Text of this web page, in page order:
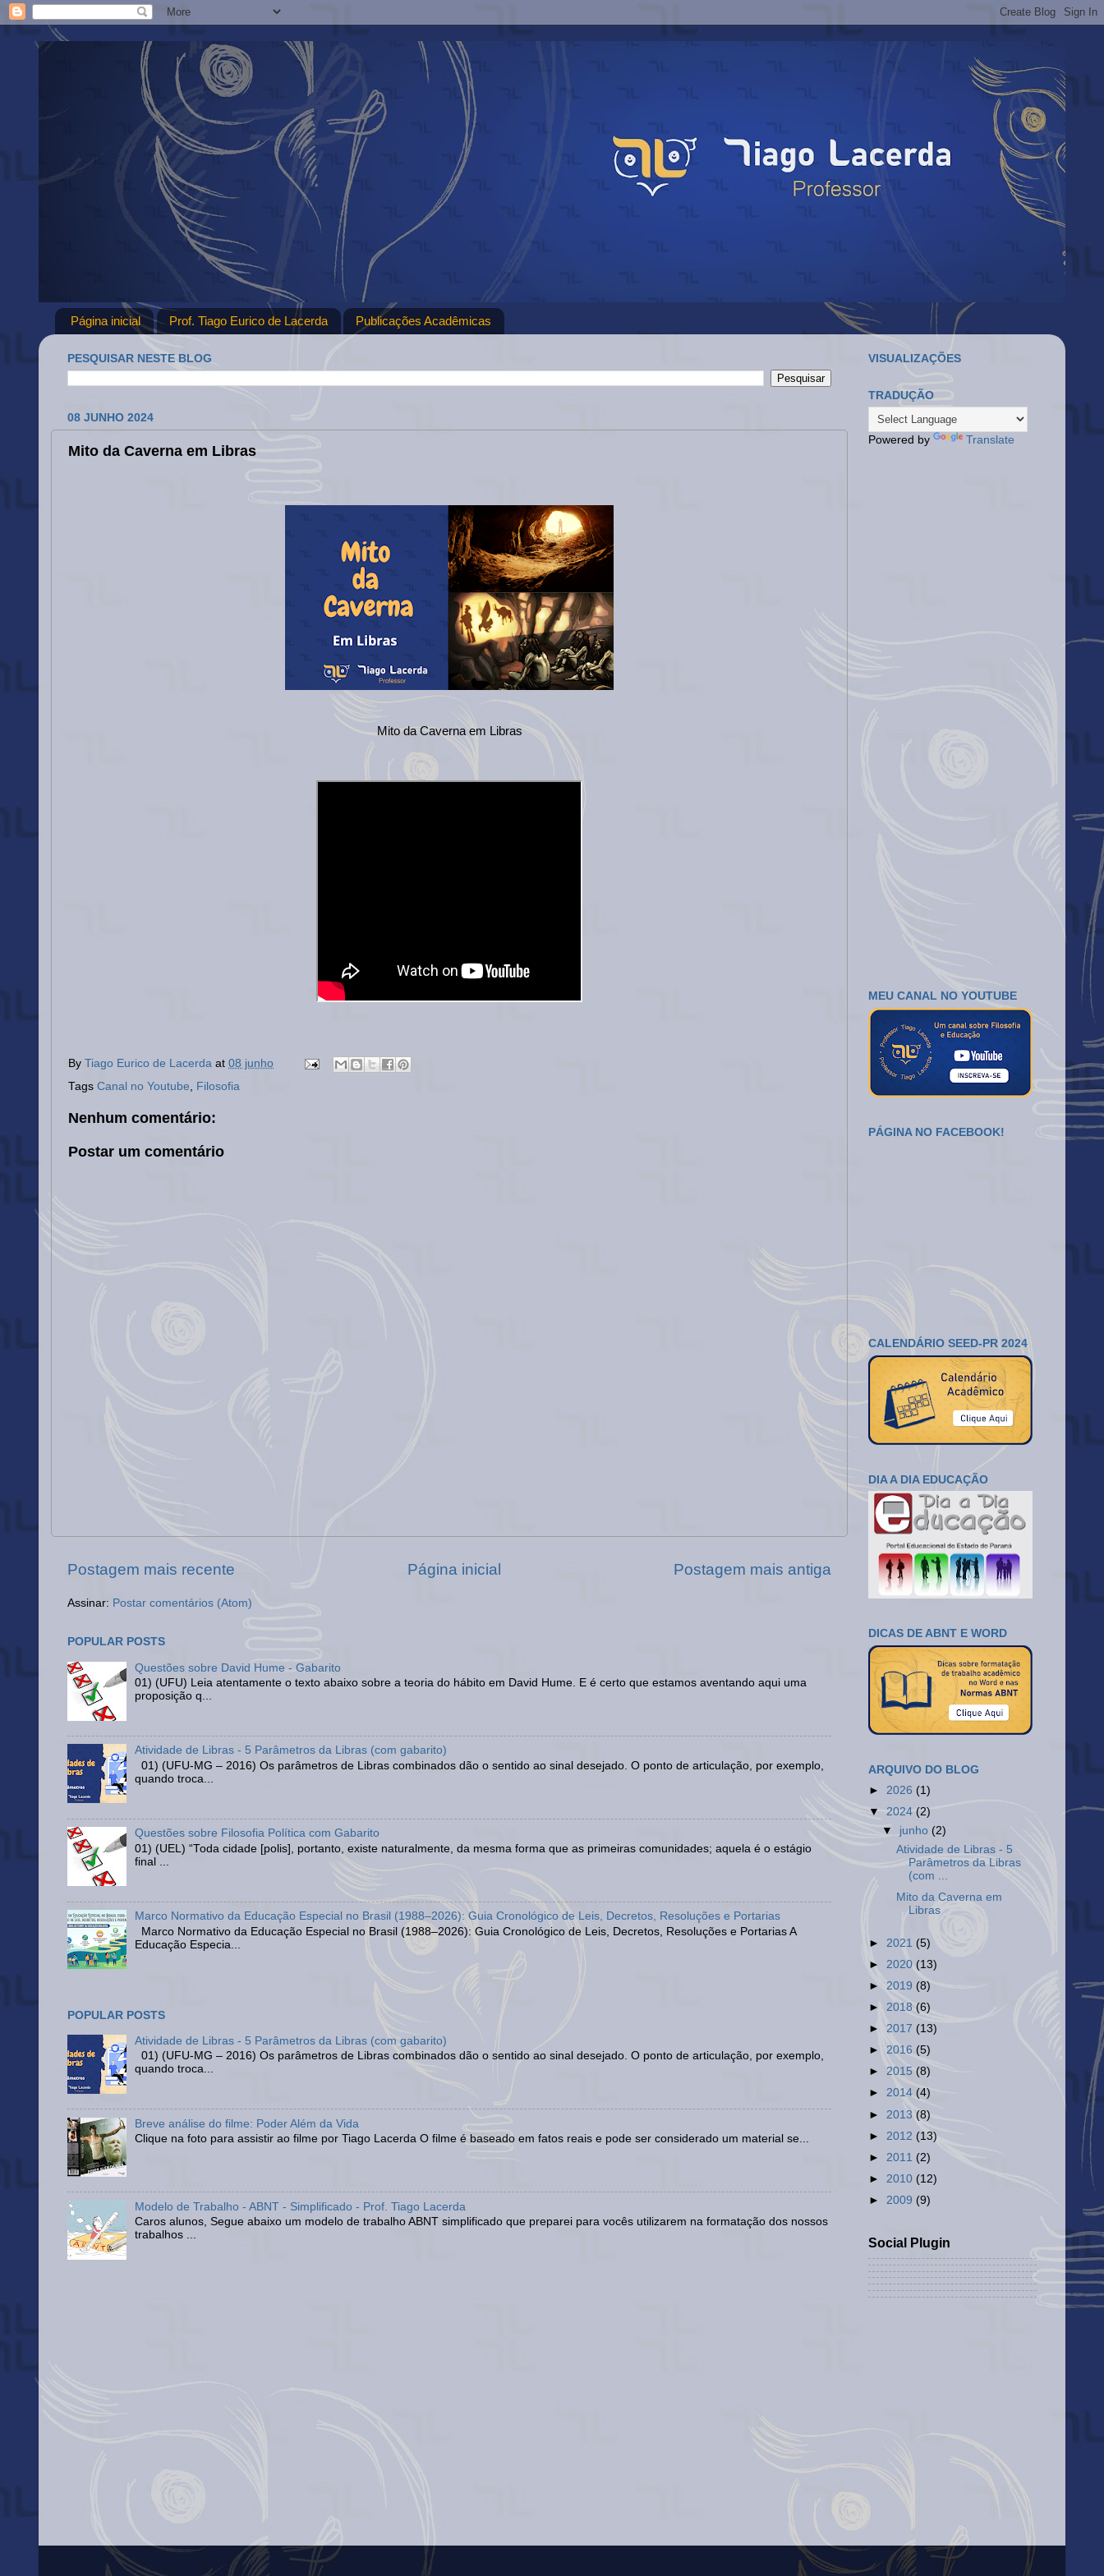
Página inicial Prof. Tiago Eurico de Lacerda Publicações Acadêmicas
PESQUISAR NESTE BLOG
08 JUNHO 2024
Mito da Caverna em Libras
Mito da Caverna em Libras
By Tiago Eurico de Lacerda at 08 junho
Tags Canal no Youtube, Filosofia
Nenhum comentário:
Postar um comentário
Postagem mais recente Postagem mais antiga
Página inicial
Assinar: Postar comentários (Atom)
POPULAR POSTS
Questões sobre David Hume - Gabarito
01) (UFU) Leia atentamente o texto abaixo sobre a teoria do hábito em David Hume. E é certo que estamos aventando aqui uma
proposição q...
Atividade de Libras - 5 Parâmetros da Libras (com gabarito)
01) (UFU-MG – 2016) Os parâmetros de Libras combinados dão o sentido ao sinal desejado. O ponto de articulação, por exemplo,
quando troca...
Questões sobre Filosofia Política com Gabarito
01) (UEL) “Toda cidade [polis], portanto, existe naturalmente, da mesma forma que as primeiras comunidades; aquela é o estágio
final ...
Marco Normativo da Educação Especial no Brasil (1988–2026): Guia Cronológico de Leis, Decretos, Resoluções e Portarias
Marco Normativo da Educação Especial no Brasil (1988–2026): Guia Cronológico de Leis, Decretos, Resoluções e Portarias A
Educação Especia...
POPULAR POSTS
Atividade de Libras - 5 Parâmetros da Libras (com gabarito)
01) (UFU-MG – 2016) Os parâmetros de Libras combinados dão o sentido ao sinal desejado. O ponto de articulação, por exemplo,
quando troca...
Breve análise do filme: Poder Além da Vida
Clique na foto para assistir ao filme por Tiago Lacerda O filme é baseado em fatos reais e pode ser considerado um material se...
Modelo de Trabalho - ABNT - Simplificado - Prof. Tiago Lacerda
Caros alunos, Segue abaixo um modelo de trabalho ABNT simplificado que preparei para vocês utilizarem na formatação dos nossos
trabalhos ...
VISUALIZAÇÕES
TRADUÇÃO
Powered by Translate
MEU CANAL NO YOUTUBE
PÁGINA NO FACEBOOK!
CALENDÁRIO SEED-PR 2024
DIA A DIA EDUCAÇÃO
DICAS DE ABNT E WORD
ARQUIVO DO BLOG
► 2026 (1)
▼ 2024 (2)
▼ junho (2)
Atividade de Libras - 5
Parâmetros da Libras
(com ...
Mito da Caverna em
Libras
► 2021 (5)
► 2020 (13)
► 2019 (8)
► 2018 (6)
► 2017 (13)
► 2016 (5)
► 2015 (8)
► 2014 (4)
► 2013 (8)
► 2012 (13)
► 2011 (2)
► 2010 (12)
► 2009 (9)
Social Plugin